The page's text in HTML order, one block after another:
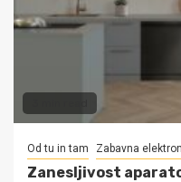
Od tu in tam Zabavna
Zanesljivost